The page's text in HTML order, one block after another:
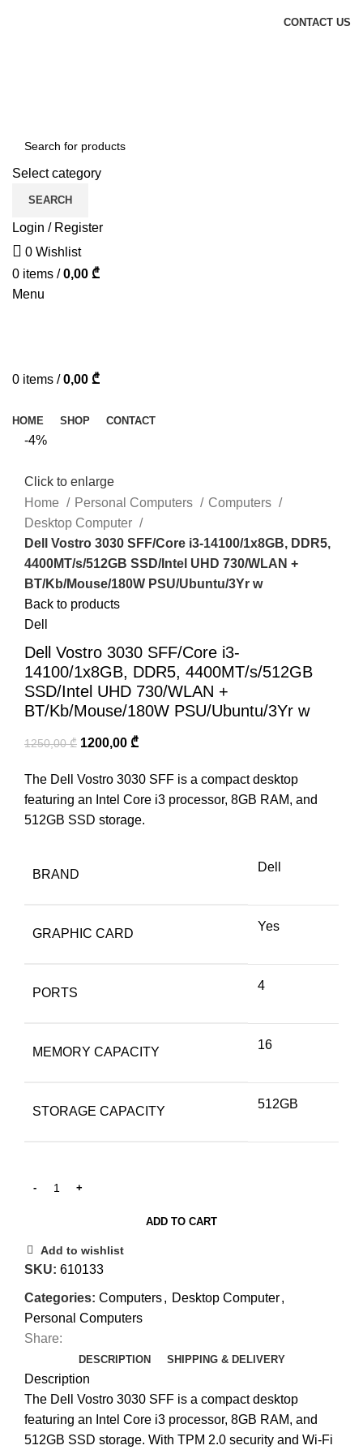
CONTACT US
Select category
SEARCH
Login / Register
0 Wishlist
0 items / 0,00 ₾
Menu
0 items / 0,00 ₾
HOME SHOP CONTACT
-4%
Click to enlarge
Home
Personal Computers
Computers
Desktop Computer
Dell Vostro 3030 SFF/Core i3-14100/1x8GB, DDR5,
4400MT/s/512GB SSD/Intel UHD 730/WLAN +
BT/Kb/Mouse/180W PSU/Ubuntu/3Yr w
Back to products
Dell
Dell Vostro 3030 SFF/Core i3-
14100/1x8GB, DDR5, 4400MT/s/512GB
SSD/Intel UHD 730/WLAN +
BT/Kb/Mouse/180W PSU/Ubuntu/3Yr w
1250,00₾ 1200,00 ₾
The Dell Vostro 3030 SFF is a compact desktop
featuring an Intel Core i3 processor, 8GB RAM, and
512GB SSD storage.
BRAND
Dell
GRAPHIC CARD
Yes
PORTS
4
MEMORY CAPACITY
16
STORAGE CAPACITY
512GB
ADD TO CART
Add to wishlist
SKU: 610133
Categories: Computers, Desktop Computer,
Personal Computers
Share:
DESCRIPTION SHIPPING & DELIVERY
Description
The Dell Vostro 3030 SFF is a compact desktop
featuring an Intel Core i3 processor, 8GB RAM, and
512GB SSD storage. With TPM 2.0 security and Wi-Fi